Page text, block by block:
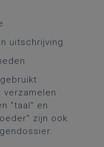
uitschrijving
"taal" en
zijn ook